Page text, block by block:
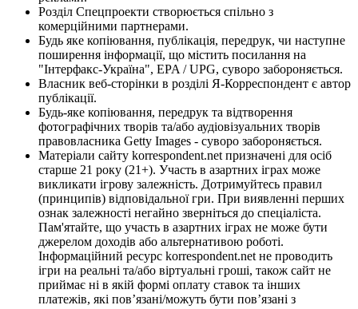
Розділ Спецпроекти створюється спільно з
комерційними партнерами.
Будь яке копіювання, публікація, передрук, чи наступне
поширення інформації, що містить посилання на
"Інтерфакс-Україна", EPA / UPG, суворо забороняється.
Власник веб-сторінки в розділі Я-Корреспондент є автор
публікації.
Будь-яке копіювання, передрук та відтворення
фотографічних творів та/або аудіовізуальних творів
правовласника Getty Images - суворо забороняється.
Матеріали сайту korrespondent.net призначені для осіб
старше 21 року (21+). Участь в азартних іграх може
викликати ігрову залежність. Дотримуйтесь правил
(принципів) відповідальної гри. При виявленні перших
ознак залежності негайно зверніться до спеціаліста.
Пам'ятайте, що участь в азартних іграх не може бути
джерелом доходів або альтернативою роботі.
Інформаційний ресурс korrespondent.net не проводить
ігри на реальні та/або віртуальні гроші, також сайт не
приймає ні в якій формі оплату ставок та інших
платежів, які пов’язані/можуть бути пов’язані з